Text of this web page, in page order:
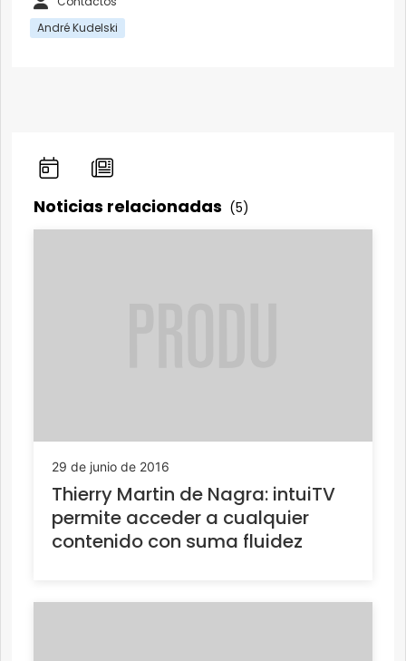
André Kudelski
Noticias relacionadas (5)
29 de junio de 2016
Thierry Martin de Nagra: intuiTV
permite acceder a cualquier
contenido con suma fluidez